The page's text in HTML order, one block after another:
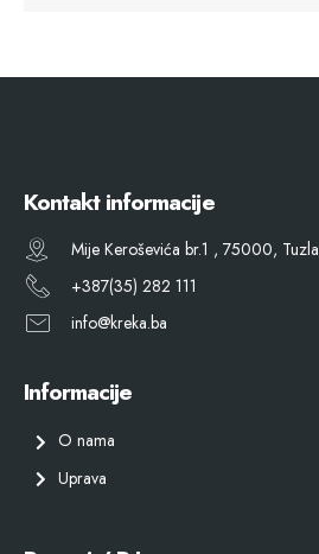
Kontakt informacije
Mije Keroševića br.1 , 75000, Tuzla
+387(35) 282 111
info@kreka.ba
Informacije
O nama
Uprava